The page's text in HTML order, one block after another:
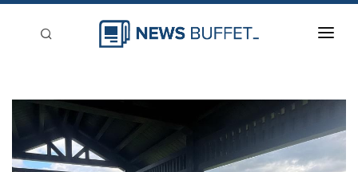
新聞稿分類
登入